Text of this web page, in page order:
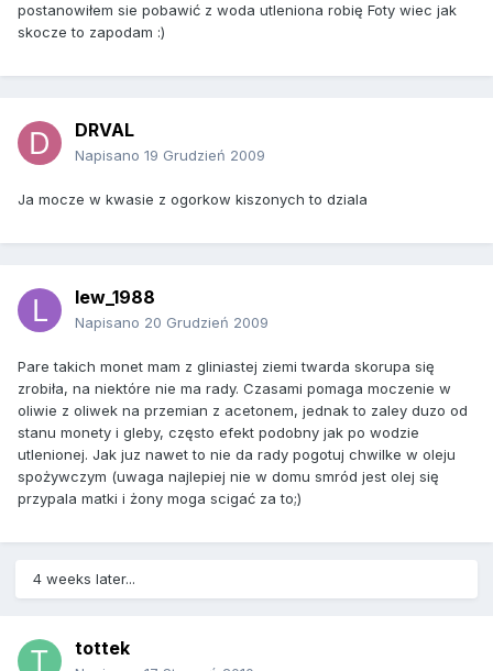
postanowiłem sie pobawić z woda utleniona robię Foty wiec jak
skocze to zapodam :)
DRVAL
Napisano 19 Grudzień 2009
Ja mocze w kwasie z ogorkow kiszonych to dziala
lew_1988
Napisano 20 Grudzień 2009
Pare takich monet mam z gliniastej ziemi twarda skorupa się
zrobiła, na niektóre nie ma rady. Czasami pomaga moczenie w
oliwie z oliwek na przemian z acetonem, jednak to zaley duzo od
stanu monety i gleby, często efekt podobny jak po wodzie
utlenionej. Jak juz nawet to nie da rady pogotuj chwilke w oleju
spożywczym (uwaga najlepiej nie w domu smród jest olej się
przypala matki i żony moga scigać za to;)
4 weeks later...
tottek